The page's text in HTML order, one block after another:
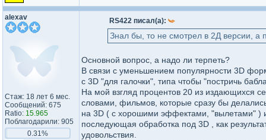
alexav
Стаж: 18 лет 6 мес.
Сообщений: 675
Ratio: 15.965
Поблагодарили: 905
0.31%
RS422 писал(а):
Знал бы, то не смотрел в 2Д версии, а
Основной вопрос, а надо ли терпеть?
В связи с уменьшением популярности 3D
с 3D "для галочки", типа чтобы "постричь
На мой взгляд процентов 20 из издающихся
словами, фильмов, которые сразу бы
на 3D ( с хорошими эффектами, "вылетами" )
последующая обработка под 3D , как
удовольствия.